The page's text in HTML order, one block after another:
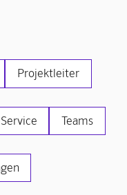
Projektleiter
Teams